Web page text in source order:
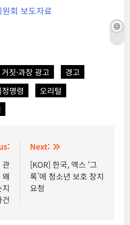
회 보도자료
거짓·과장 광고
경고
정명령
오리털
Next:
[KOR] 한국, 엑스 ‘그
록’에 청소년 보호 장치
요청